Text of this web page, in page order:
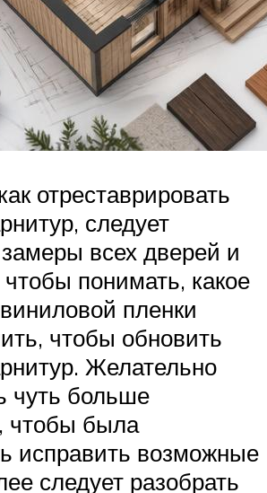
отреставрировать
следует
всех дверей и
понимать, какое
пленки
чтобы обновить
Желательно
чуть больше
чтобы была
исправить возможные
следует разобрать